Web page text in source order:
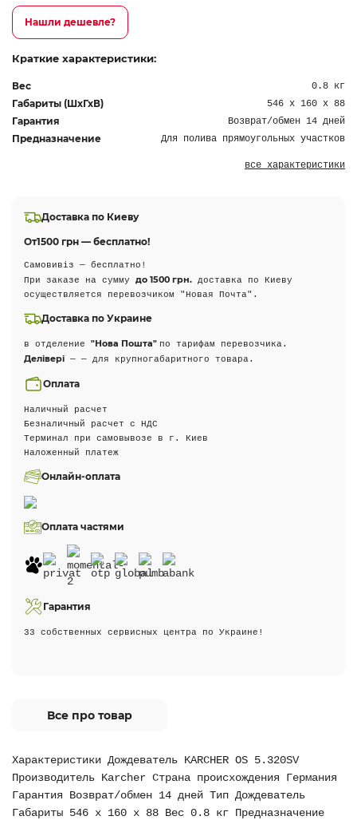
Нашли дешевле?
Краткие характеристики:
Вес 0.8 кг
Габариты (ШхГхВ) 546 x 160 x 88
Гарантия Возврат/обмен 14 дней
Предназначение Для полива прямоугольных участков
все характеристики
Доставка по Киеву
От1500 грн — бесплатно!
Самовивіз — бесплатно!
При заказе на сумму до 1500 грн. доставка по Киеву
осуществляется перевозчиком "Новая Почта".
Доставка по Украине
в отделение "Нова Пошта" по тарифам перевозчика.
Делівері — — для крупногабаритного товара.
Оплата
Наличный расчет
Безналичный расчет с НДС
Терминал при самовывозе в г. Киев
Наложенный платеж
Онлайн-оплата
Оплата частями
Гарантия
33 собственных сервисных центра по Украине!
Все про товар
Характеристики Дождеватель KARCHER OS 5.320SV
Производитель Karcher Страна происхождения Германия
Гарантия Возврат/обмен 14 дней Тип Дождеватель
Габариты 546 x 160 x 88 Вес 0.8 кг Предназначение